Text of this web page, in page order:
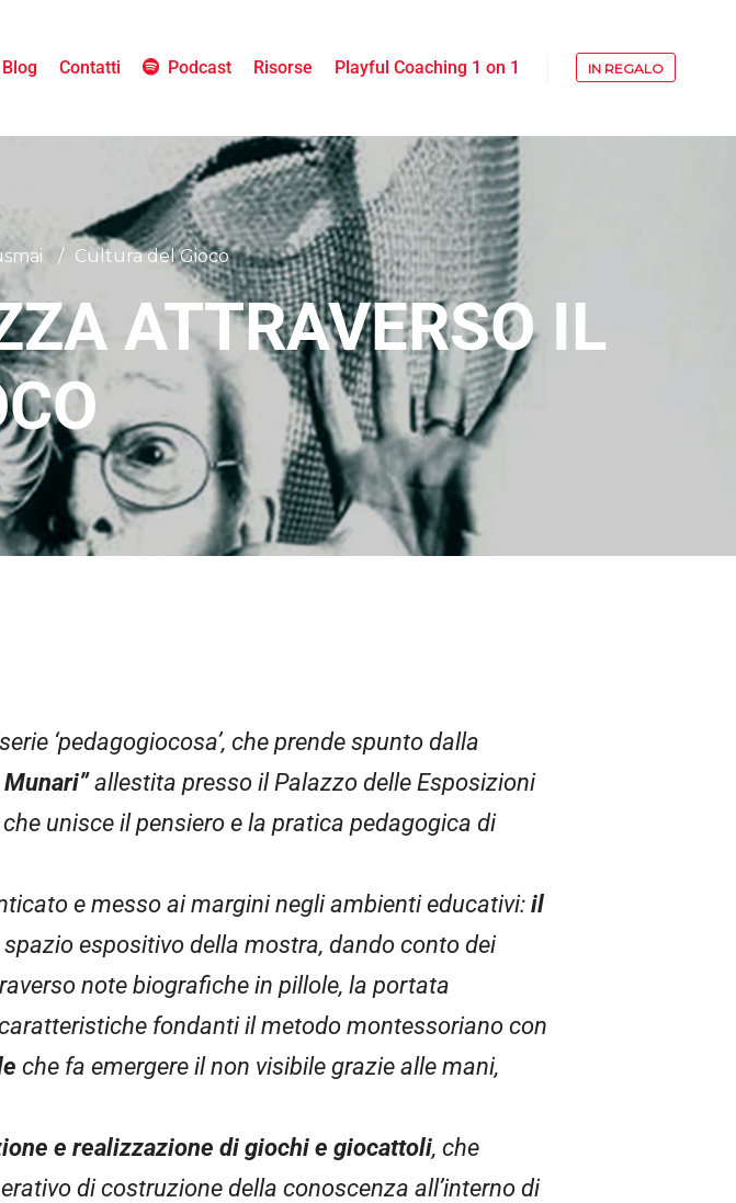
Blog Contatti Podcast Risorse Playful Coaching 1 on 1 IN REGALO
Cultura del Gioco
ATTRAVERSO IL
‘pedagogiocosa’, che prende spunto dalla
allestita presso il Palazzo delle Esposizioni
unisce il pensiero e la pratica pedagogica di
e messo ai margini negli ambienti educativi: il
espositivo della mostra, dando conto dei
note biografiche in pillole, la portata
fondanti il metodo montessoriano con
che fa emergere il non visibile grazie alle mani,
e realizzazione di giochi e giocattoli, che
di costruzione della conoscenza all’interno di